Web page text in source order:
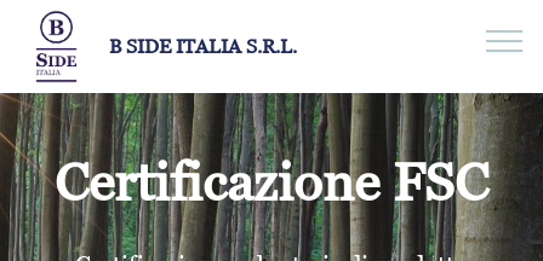
B SIDE ITALIA S.R.L.
Certificazione FSC